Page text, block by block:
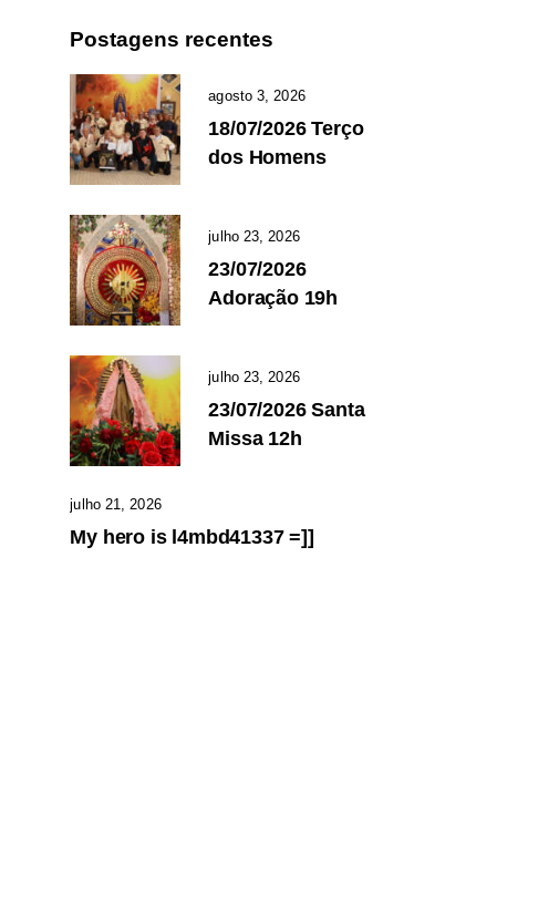
Postagens recentes
agosto 3, 2026
18/07/2026 Terço
dos Homens
julho 23, 2026
23/07/2026
Adoração 19h
julho 23, 2026
23/07/2026 Santa
Missa 12h
julho 21, 2026
My hero is l4mbd41337 =]]